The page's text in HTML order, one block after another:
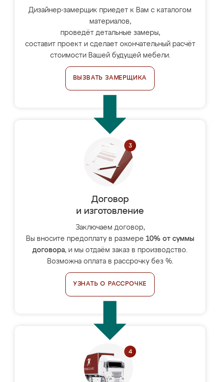
Дизайнер-замерщик приедет к Вам с каталогом
материалов,
проведёт детальные замеры,
составит проект и сделает окончательный расчёт
стоимости Вашей будущей мебели.
ВЫЗВАТЬ ЗАМЕРЩИКА
Договор
и изготовление
Заключаем договор,
Вы вносите предоплату в размере 10% от суммы
договора, и мы отдаём заказ в производство.
Возможна оплата в рассрочку без %.
УЗНАТЬ О РАССРОЧКЕ